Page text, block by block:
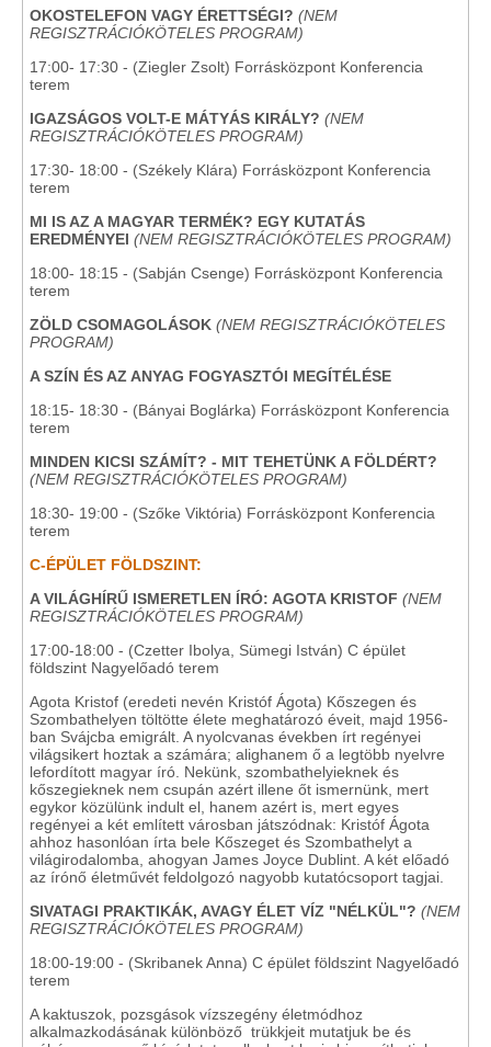
OKOSTELEFON VAGY ÉRETTSÉGI? (NEM
REGISZTRÁCIÓKÖTELES PROGRAM)
17:00- 17:30 - (Ziegler Zsolt) Forrásközpont Konferencia
terem
IGAZSÁGOS VOLT-E MÁTYÁS KIRÁLY? (NEM
REGISZTRÁCIÓKÖTELES PROGRAM)
17:30- 18:00 - (Székely Klára) Forrásközpont Konferencia
terem
MI IS AZ A MAGYAR TERMÉK? EGY KUTATÁS
EREDMÉNYEI (NEM REGISZTRÁCIÓKÖTELES PROGRAM)
18:00- 18:15 - (Sabján Csenge) Forrásközpont Konferencia
terem
ZÖLD CSOMAGOLÁSOK (NEM REGISZTRÁCIÓKÖTELES
PROGRAM)
A SZÍN ÉS AZ ANYAG FOGYASZTÓI MEGÍTÉLÉSE
18:15- 18:30 - (Bányai Boglárka) Forrásközpont Konferencia
terem
MINDEN KICSI SZÁMÍT? - MIT TEHETÜNK A FÖLDÉRT?
(NEM REGISZTRÁCIÓKÖTELES PROGRAM)
18:30- 19:00 - (Szőke Viktória) Forrásközpont Konferencia
terem
C-ÉPÜLET FÖLDSZINT:
A VILÁGHÍRŰ ISMERETLEN ÍRÓ: AGOTA KRISTOF (NEM
REGISZTRÁCIÓKÖTELES PROGRAM)
17:00-18:00 - (Czetter Ibolya, Sümegi István) C épület
földszint Nagyelőadó terem
Agota Kristof (eredeti nevén Kristóf Ágota) Kőszegen és
Szombathelyen töltötte élete meghatározó éveit, majd 1956-
ban Svájcba emigrált. A nyolcvanas években írt regényei
világsikert hoztak a számára; alighanem ő a legtöbb nyelvre
lefordított magyar író. Nekünk, szombathelyieknek és
kőszegieknek nem csupán azért illene őt ismernünk, mert
egykor közülünk indult el, hanem azért is, mert egyes
regényei a két említett városban játszódnak: Kristóf Ágota
ahhoz hasonlóan írta bele Kőszeget és Szombathelyt a
világirodalomba, ahogyan James Joyce Dublint. A két előadó
az írónő életművét feldolgozó nagyobb kutatócsoport tagjai.
SIVATAGI PRAKTIKÁK, AVAGY ÉLET VÍZ "NÉLKÜL"? (NEM
REGISZTRÁCIÓKÖTELES PROGRAM)
18:00-19:00 - (Skribanek Anna) C épület földszint Nagyelőadó
terem
A kaktuszok, pozsgások vízszegény életmódhoz
alkalmazkodásának különböző trükkjeit mutatjuk be és